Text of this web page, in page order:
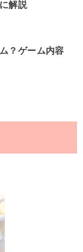
解説
？ゲーム内容